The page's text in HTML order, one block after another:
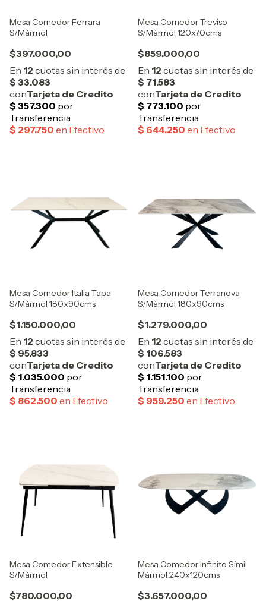
Mesa Comedor Ferrara
S/Mármol
$397.000,00
Mesa Comedor Treviso
S/Mármol 120x70cms
$859.000,00
Mesa Comedor Italia Tapa
S/Mármol 180x90cms
$1.150.000,00
Mesa Comedor Terranova
S/Mármol 180x90cms
$1.279.000,00
Mesa Comedor Extensible
S/Mármol
$780.000,00
Mesa Comedor Infinito Símil
Mármol 240x120cms
$3.657.000,00